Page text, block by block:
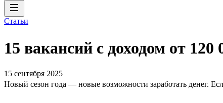
Статьи
15 вакансий с доходом от 120
15 сентября 2025
Новый сезон года — новые возможности заработать денег.